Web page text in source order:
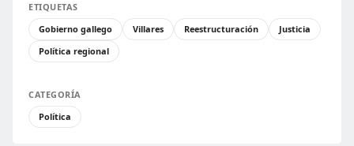
ETIQUETAS
Gobierno gallego
Villares Reestructuración
Justicia
Política regional
CATEGORÍA
Política